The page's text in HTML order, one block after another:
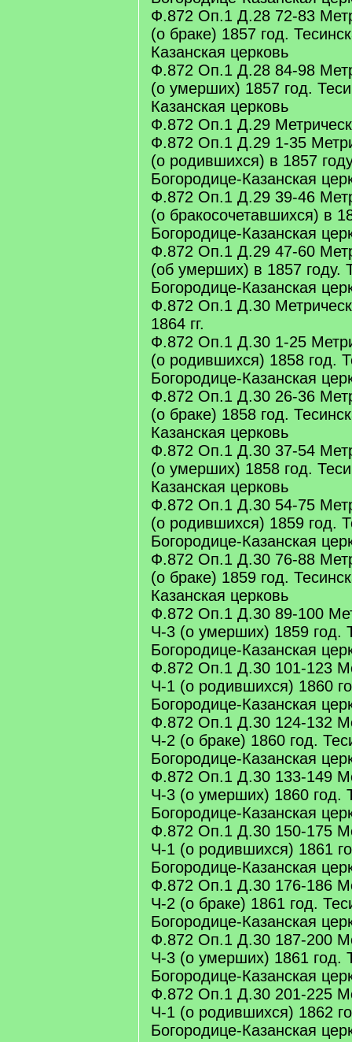
Ф.872 Оп.1 Д.28 72-83
(о браке) 1857 год.
Казанская церковь
Ф.872 Оп.1 Д.28 84-98
(о умерших) 1857 год.
Казанская церковь
Ф.872 Оп.1 Д.29
Ф.872 Оп.1 Д.29 1-35
(о родившихся) в 1857
Богородице-Казанская
Ф.872 Оп.1 Д.29 39-46
(о бракосочетавшихся) в
Богородице-Казанская
Ф.872 Оп.1 Д.29 47-60
(об умерших) в 1857 году.
Богородице-Казанская
Ф.872 Оп.1 Д.30
1864 гг.
Ф.872 Оп.1 Д.30 1-25
(о родившихся) 1858 год.
Богородице-Казанская
Ф.872 Оп.1 Д.30 26-36
(о браке) 1858 год.
Казанская церковь
Ф.872 Оп.1 Д.30 37-54
(о умерших) 1858 год.
Казанская церковь
Ф.872 Оп.1 Д.30 54-75
(о родившихся) 1859 год.
Богородице-Казанская
Ф.872 Оп.1 Д.30 76-88
(о браке) 1859 год.
Казанская церковь
Ф.872 Оп.1 Д.30 89-100
Ч-3 (о умерших) 1859 год.
Богородице-Казанская
Ф.872 Оп.1 Д.30 101-123
Ч-1 (о родившихся) 1860
Богородице-Казанская
Ф.872 Оп.1 Д.30 124-132
Ч-2 (о браке) 1860 год.
Богородице-Казанская
Ф.872 Оп.1 Д.30 133-149
Ч-3 (о умерших) 1860 год.
Богородице-Казанская
Ф.872 Оп.1 Д.30 150-175
Ч-1 (о родившихся) 1861
Богородице-Казанская
Ф.872 Оп.1 Д.30 176-186
Ч-2 (о браке) 1861 год.
Богородице-Казанская
Ф.872 Оп.1 Д.30 187-200
Ч-3 (о умерших) 1861 год.
Богородице-Казанская
Ф.872 Оп.1 Д.30 201-225
Ч-1 (о родившихся) 1862
Богородице-Казанская